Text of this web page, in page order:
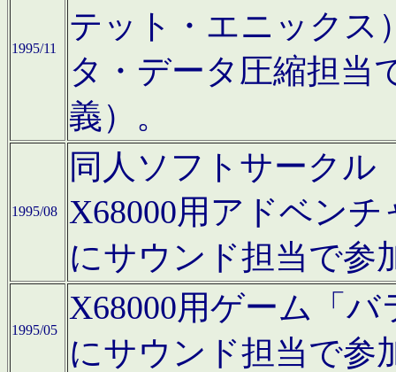
1995/11
テット・エニックス
タ・データ圧縮担当
義）。
1995/08
同人ソフトサークル
X68000用アドベン
にサウンド担当で参
1995/05
X68000用ゲーム「
にサウンド担当で参